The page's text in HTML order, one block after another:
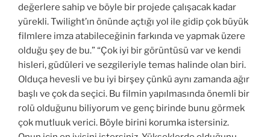
değerlere sahip ve böyle bir projede çalışacak kadar
yürekli. Twilight’ın önünde açtığı yol ile gidip çok büyük
filmlere imza atabileceğinin farkında ve yapmak üzere
olduğu şey de bu.” “Çok iyi bir görüntüsü var ve kendi
hisleri, güdüleri ve sezgileriyle temas halinde olan biri.
Olduça hevesli ve bu iyi birşey çünkü aynı zamanda ağır
başlı ve çok da seçici. Bu filmin yapılmasında önemli bir
rolü olduğunu biliyorum ve genç birinde bunu görmek
çok mutluuk verici. Böyle birini korumka istersiniz.